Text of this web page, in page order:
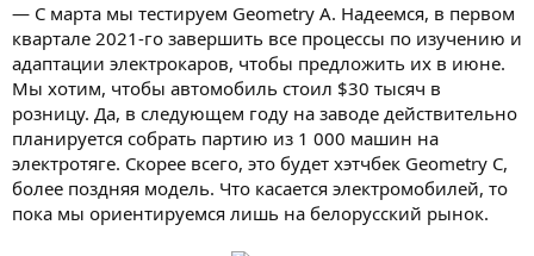
— С марта мы тестируем Geometry A. Надеемся, в первом
квартале 2021-го завершить все процессы по изучению и
адаптации электрокаров, чтобы предложить их в июне.
Мы хотим, чтобы автомобиль стоил $30 тысяч в
розницу. Да, в следующем году на заводе действительно
планируется собрать партию из 1 000 машин на
электротяге. Скорее всего, это будет хэтчбек Geometry C,
более поздняя модель. Что касается электромобилей, то
пока мы ориентируемся лишь на белорусский рынок.